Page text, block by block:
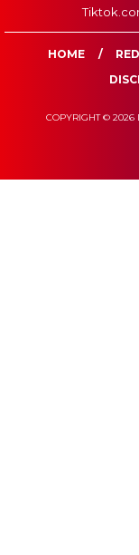
HOME
COPYRIGHT © 2026